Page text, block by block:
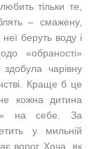
тільки те,
– смажену,
беруть воду і
«обраності»
чарівну
Краще б це
кожна дитина
на себе. За
у мильній
ворог. Хоча, як